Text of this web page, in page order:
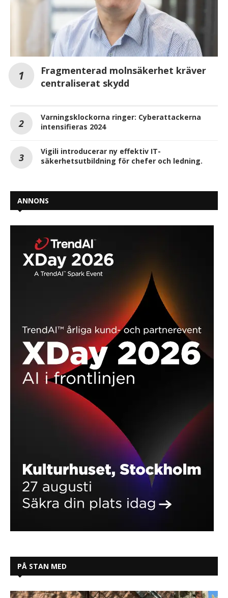
Fragmenterad molnsäkerhet kräver
centraliserat skydd
Varningsklockorna ringer: Cyberattackerna
intensifieras 2024
Vigili introducerar ny effektiv IT-
säkerhetsutbildning för chefer och ledning.
ANNONS
PÅ STAN MED